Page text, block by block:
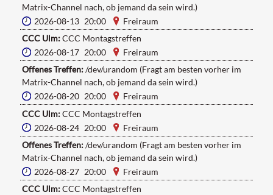
Matrix-Channel nach, ob jemand da sein wird.)
2026-08-13 20:00
Freiraum
CCC Ulm:CCC Montagstreffen
2026-08-17 20:00
Freiraum
Offenes Treffen:/dev/urandom (Fragt am besten vorher im
Matrix-Channel nach, ob jemand da sein wird.)
2026-08-20 20:00
Freiraum
CCC Ulm:CCC Montagstreffen
2026-08-24 20:00
Freiraum
Offenes Treffen:/dev/urandom (Fragt am besten vorher im
Matrix-Channel nach, ob jemand da sein wird.)
2026-08-27 20:00
Freiraum
CCC Ulm:CCC Montagstreffen